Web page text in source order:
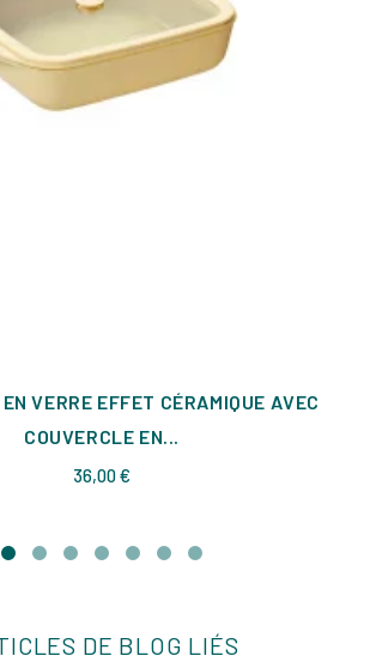
VERRE EFFET CÉRAMIQUE AVEC
COUVERCLE EN...
36,00 €
DE BLOG LIÉS